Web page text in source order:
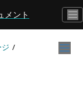
メント